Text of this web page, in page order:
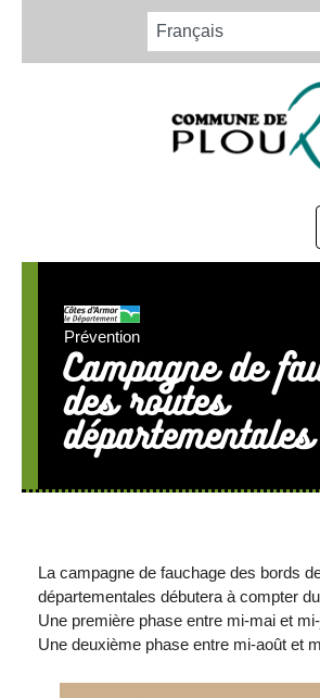
Prévention
Campagne de
des routes
départementales
La campagne de fauchage des bords
départementales débutera à compter
Une première phase entre mi-mai et
Une deuxième phase entre mi-août et